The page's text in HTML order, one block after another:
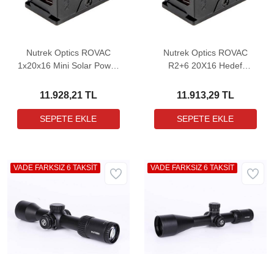
Nutrek Optics ROVAC
1x20x16 Mini Solar Power
Dot Sight (3 MOA)
11.928,21 TL
Nutrek Optics ROVAC
R2+6 20X16 Hedef
(6 MOA)
11.913,29 TL
VADE FARKSIZ 6 TAKSİT VADE FARKSIZ 6 TAKSİT